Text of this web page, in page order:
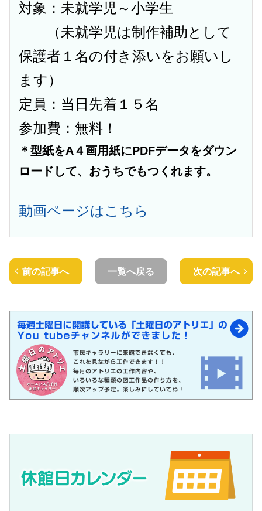
対象：未就学児～小学生
（未就学児は制作補助として
保護者１名の付き添いをお願いし
ます）
定員：当日先着１５名
参加費：無料！
＊型紙をA４画用紙にPDFデータをダウン
ロードして、おうちでもつくれます。
動画ページはこちら
前の記事へ 一覧へ戻る 次の記事へ